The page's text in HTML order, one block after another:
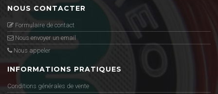
NOUS CONTACTER
Formulaire de contact
Nous envoyer un email
Nous appeler
INFORMATIONS PRATIQUES
Conditions générales de vente